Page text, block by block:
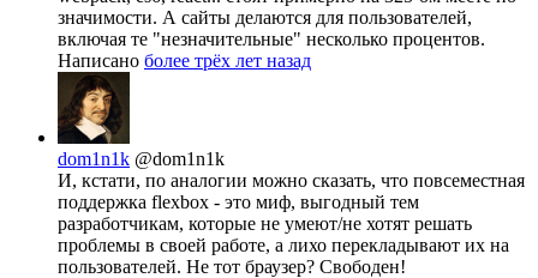
значимости. А сайты делаются для пользователей,
включая те "незначительные" несколько процентов.
Написано более трёх лет назад
dom1n1k @dom1n1k
И, кстати, по аналогии можно сказать, что повсеместная
поддержка flexbox - это миф, выгодный тем
разработчикам, которые не умеют/не хотят решать
проблемы в своей работе, а лихо перекладывают их на
пользователей. Не тот браузер? Свободен!